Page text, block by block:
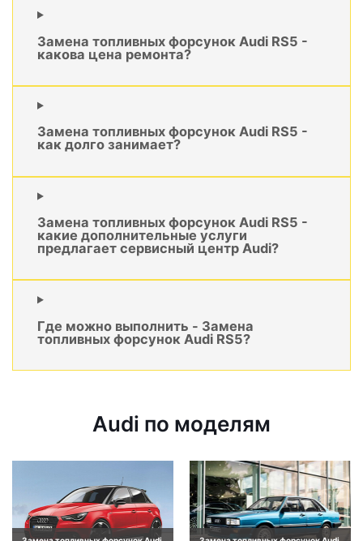
Замена топливных форсунок Audi RS5 -
какова цена ремонта?
Замена топливных форсунок Audi RS5 -
как долго занимает?
Замена топливных форсунок Audi RS5 -
какие дополнительные услуги
предлагает сервисный центр Audi?
Где можно выполнить - Замена
топливных форсунок Audi RS5?
Audi по моделям